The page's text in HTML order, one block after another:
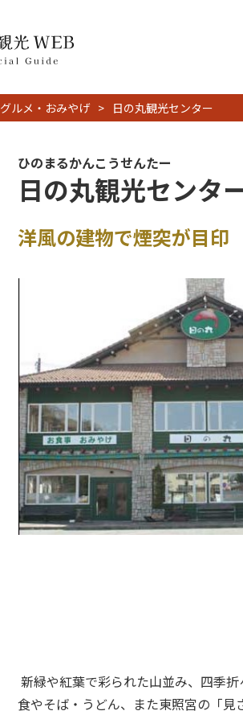
グルメ・おみやげ 日の丸観光センター
ひのまるかんこうせんたー
日の丸観光センタ
洋風の建物で煙突が目印
新緑や紅葉で彩られた山並み、四季
食やそば・うどん、また東照宮の「